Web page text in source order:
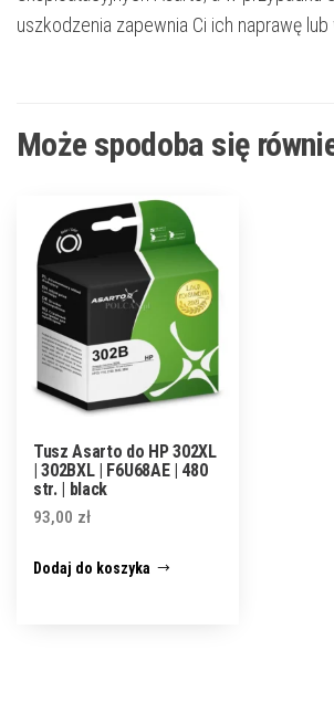
uszkodzenia zapewnia Ci ich naprawę lub
Może spodoba się
Tusz Asarto do HP 302XL
| 302BXL | F6U68AE | 480
str. | black
93,00 zł
Dodaj do koszyka